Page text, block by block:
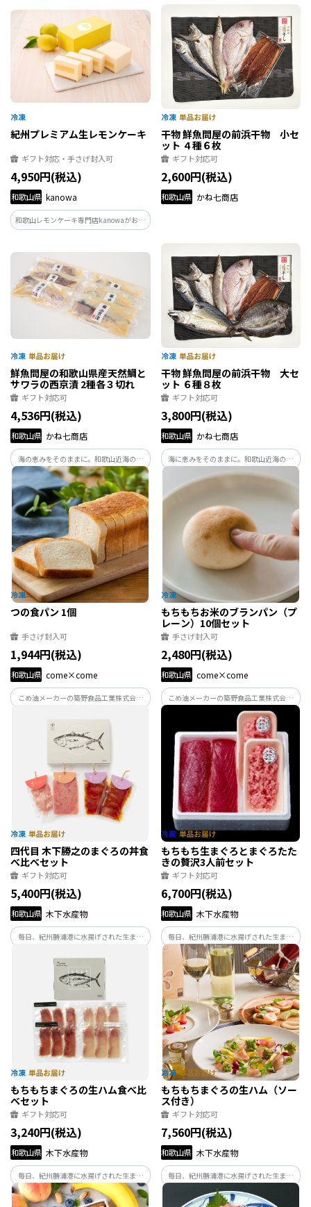
セットです。
なぎを、自家製タレと確かな火入れで丁
寧に焼き上げます。素材に正直に向き合う
ことで、本当に美味しい蒲焼をつくり続
けています。
紀州プレミアム生レモンケーキ
ギフト対応・手さげ封入可
4,950円(税込)
和歌山県 kanowa
和歌山レモンケーキ専門店kanowaがお届
け、こだわりの紀州レモンをつかった、
干物 鮮魚問屋の前浜干物 小セ
ット ４種６枚
ギフト対応可
2,600円(税込)
和歌山県 かね七商店
鮮魚問屋の和歌山県産天然鯛と
サワラの西京漬 2種各３切れ
ギフト対応可
4,536円(税込)
和歌山県 かね七商店
海の恵みをそのままに。和歌山近海の鮮
魚を、創業100余年のかね七が無添加でつ
くる本物の干物。
干物 鮮魚問屋の前浜干物 大セ
ット ６種８枚
ギフト対応可
3,800円(税込)
和歌山県 かね七商店
海に恵みをそのままに。和歌山近海の鮮
魚を、創業100余年のかね七が無添加でつ
つの食パン 1個
手さげ封入可
1,944円(税込)
和歌山県 come×come
こめ油メーカーの築野食品工業株式会社
米文化の発展の一端を担いたいという思
いから始めました。お米の魅力を伝える
ために、“美味しさ”にこだわって商品を
作っています。
もちもちお米のブランパン（プ
レーン）10個セット
手さげ封入可
2,480円(税込)
和歌山県 come×come
こめ油メーカーの築野食品工業株式会社
がお米の新しいカタチを提案し、 日本の
米文化の発展の一端を担いたいという思
いから始めました。お米の魅力を伝える
ために、“美味しさ”にこだわって商品を
作っています。
四代目 木下勝之のまぐろの丼食
べ比べセット
ギフト対応可
5,400円(税込)
和歌山県 木下水産物
毎日、紀州勝浦港に水揚げされた生まぐ
創業大正年間より代々受け継いだプロの
目利きで選んだ産地直送の厳選生まぐろ
です。 和歌山県特産の天然生まぐろ一度
ご賞味下さい。
もちもち生まぐろとまぐろたた
きの贅沢3人前セット
ギフト対応可
6,700円(税込)
和歌山県 木下水産物
毎日、紀州勝浦港に水揚げされた生まぐ
ろを一本一本見極めて買付しております。
創業大正年間より代々受け継いだプロの
目利きで選んだ産地直送の厳選生まぐろ
です。 和歌山県特産の天然生まぐろ一度
ご賞味下さい。
もちもちまぐろの生ハム食べ比
べセット
ギフト対応可
3,240円(税込)
和歌山県 木下水産物
毎日、紀州勝浦港に水揚げされた生まぐ
ろを一本一本見極めて買付しております。
創業大正年間より代々受け継いだプロの
もちもちまぐろの生ハム（ソー
ス付き）
ギフト対応可
7,560円(税込)
和歌山県 木下水産物
毎日、紀州勝浦港に水揚げされた生まぐ
ろを一本一本見極めて買付しております。
創業大正年間より代々受け継いだプロの